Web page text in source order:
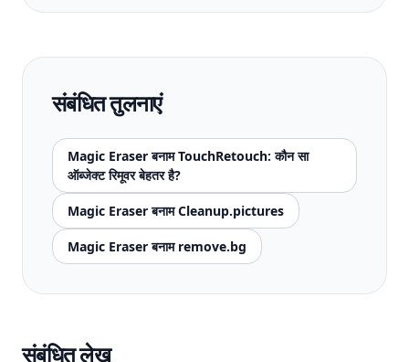
संबंधित तुलनाएं
Magic Eraser बनाम TouchRetouch: कौन सा
ऑब्जेक्ट रिमूवर बेहतर है?
Magic Eraser बनाम Cleanup.pictures
Magic Eraser बनाम remove.bg
संबंधित लेख